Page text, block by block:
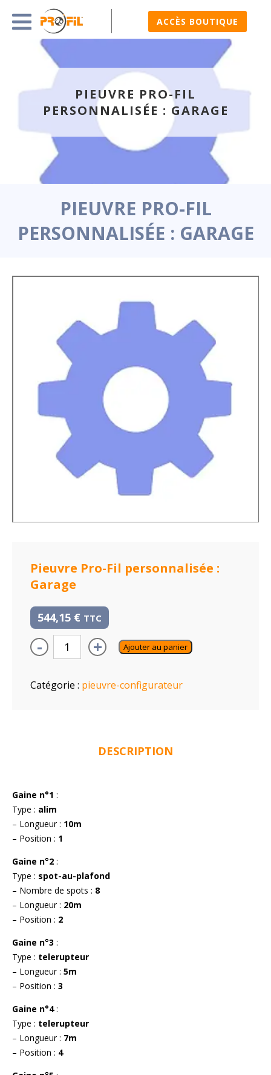
ACCÈS BOUTIQUE
PIEUVRE PRO-FIL
PERSONNALISÉE : GARAGE
PIEUVRE PRO-FIL
PERSONNALISÉE : GARAGE
Pieuvre Pro-Fil personnalisée :
Garage
544,15 € TTC
- + Ajouter au panier
Catégorie : pieuvre-configurateur
DESCRIPTION
Gaine n°1 :
Type : alim
– Longueur : 10m
– Position : 1
Gaine n°2 :
Type : spot-au-plafond
– Nombre de spots : 8
– Longueur : 20m
– Position : 2
Gaine n°3 :
Type : telerupteur
– Longueur : 5m
– Position : 3
Gaine n°4:
Type : telerupteur
– Longueur : 7m
– Position : 4